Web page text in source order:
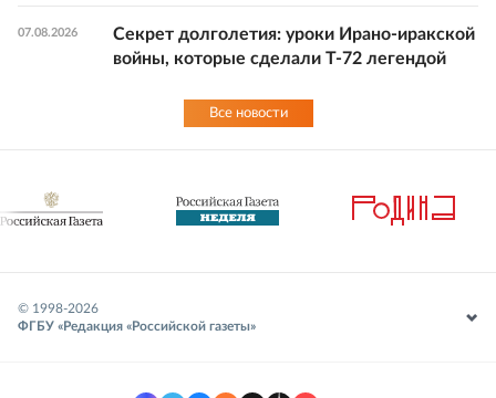
07.08.2026
Секрет долголетия: уроки Ирано-иракской
войны, которые сделали Т-72 легендой
Все новости
© 1998-2026
ФГБУ «Редакция «Российской газеты»